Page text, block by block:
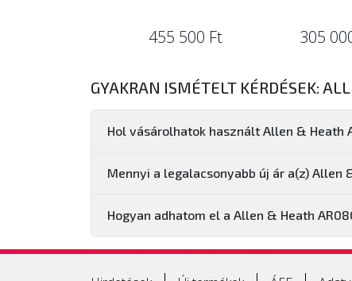
455 500 Ft 305
GYAKRAN ISMÉTELT KÉRDÉSEK:
Hol vásárolhatok használt Allen & Heath
Mennyi a legalacsonyabb új ár a(z) Allen
Hogyan adhatom el a Allen & Heath